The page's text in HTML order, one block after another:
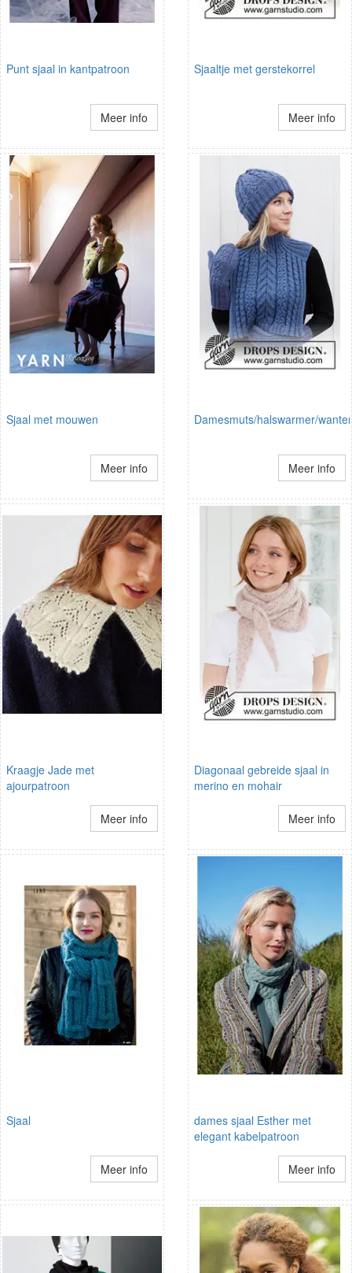
Punt sjaal in kantpatroon
Meer info
Sjaaltje met gerstekorrel
Meer info
Sjaal met mouwen
Meer info
Damesmuts/halswarmer/
Meer info
Kraagje Jade met
ajourpatroon
Meer info
Diagonaal gebreide sjaal in
merino en mohair
Meer info
Sjaal
Meer info
dames sjaal Esther met
elegant kabelpatroon
Meer info